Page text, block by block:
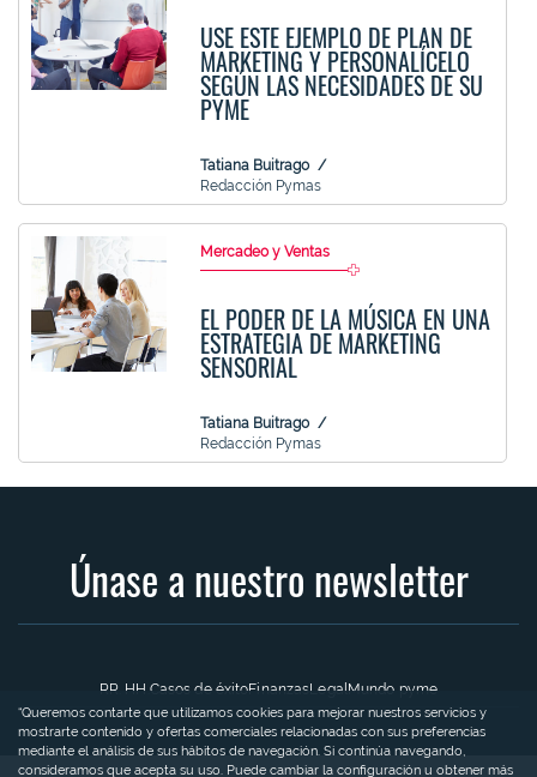
USE ESTE EJEMPLO DE PLAN DE
MARKETING Y PERSONALÍCELO
SEGÚN LAS NECESIDADES DE SU
PYME
Tatiana Buitrago
Redacción Pymas
Mercadeo y Ventas
EL PODER DE LA MÚSICA EN UNA
ESTRATEGIA DE MARKETING
SENSORIAL
Tatiana Buitrago
Redacción Pymas
Únase a nuestro newsletter
RR. HH. Casos de éxitoFinanzasLegalMundo pyme
“Queremos contarte que utilizamos cookies para mejorar nuestros servicios y
mostrarte contenido y ofertas comerciales relacionadas con sus preferencias
mediante el análisis de sus hábitos de navegación. Si continúa navegando,
consideramos que acepta su uso. Puede cambiar la configuración u obtener más